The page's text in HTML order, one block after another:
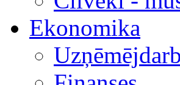
Ekonomika